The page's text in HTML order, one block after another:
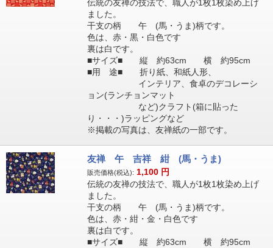
伝統の友禅の技法で、職人が1枚1枚染め上げ
ました。
干支の柄 午 (馬・うま)柄です。
色は、赤・黒・白色です
裏は白です。
■サイズ■ 縦 約63cm 横 約95cm
■用 途■ 折り紙、和紙人形、
インテリア、食卓のデコレーシ
ョン(ランチョンマット
など)クラフト(箱に貼った
り・・・)ラッピングなど
※掲載の写真は、友禅紙の一部です。
友禅 午 吉祥 紺 (馬・うま)
販売価格(税込): 1,100 円
伝統の友禅の技法で、職人が1枚1枚染め上げ
ました。
干支の柄 午 (馬・うま)柄です。
色は、赤・紺・金・白色です
裏は白です。
■サイズ■ 縦 約63cm 横 約95cm